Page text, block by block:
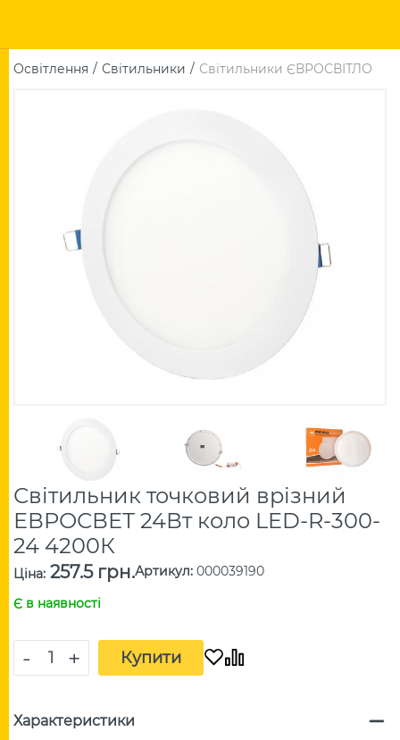
Освітлення Світильники Світильники ЄВРОСВІТЛО
Світильник точковий врізний
ЕВРОСВЕТ 24Вт коло LED-R-300-
24 4200К
Ціна: 257.5 грн.Артикул: 000039190
Є в наявності
- + Купити
Характеристики